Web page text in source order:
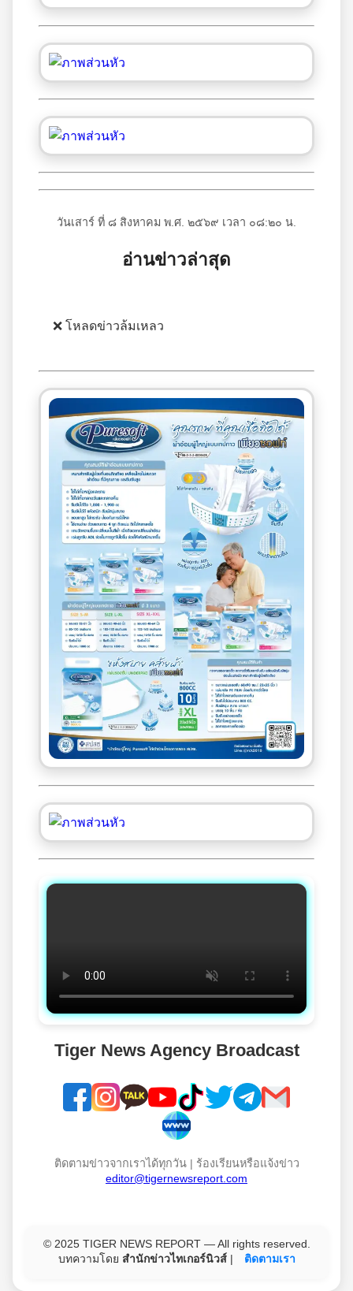
วันเสาร์ ที่ ๘ สิงหาคม พ.ศ. ๒๕๖๙ เวลา ๐๘:๒๐ น.
อ่านข่าวล่าสุด
❌ โหลดข่าวล้มเหลว
Tiger News Agency Broadcast
ติดตามข่าวจากเราได้ทุกวัน | ร้องเรียนหรือแจ้งข่าว
editor@tigernewsreport.com
© 2025 TIGER NEWS REPORT — All rights reserved.
บทความโดย สำนักข่าวไทเกอร์นิวส์| ติดตามเรา